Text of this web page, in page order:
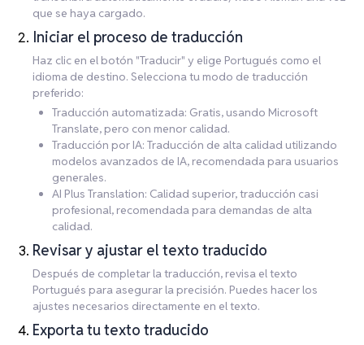
que se haya cargado.
Iniciar el proceso de traducción
Haz clic en el botón "Traducir" y elige Portugués como el
idioma de destino. Selecciona tu modo de traducción
preferido:
Traducción automatizada: Gratis, usando Microsoft
Translate, pero con menor calidad.
Traducción por IA: Traducción de alta calidad utilizando
modelos avanzados de IA, recomendada para usuarios
generales.
AI Plus Translation: Calidad superior, traducción casi
profesional, recomendada para demandas de alta
calidad.
Revisar y ajustar el texto traducido
Después de completar la traducción, revisa el texto
Portugués para asegurar la precisión. Puedes hacer los
ajustes necesarios directamente en el texto.
Exporta tu texto traducido